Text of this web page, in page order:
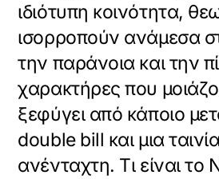
ιδιότυπη κοινότητα,
ισορροπούν ανάμεσα
την παράνοια και την
χαρακτήρες που
ξεφύγει από κάποιο
double bill και μια
ανένταχτη. Τι είναι το